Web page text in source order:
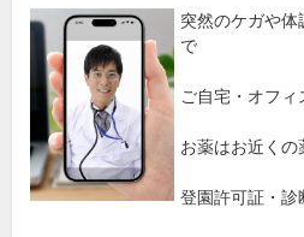
突然のケガや体
で
ご自宅・オフ
お薬はお近くの
登園許可証・診